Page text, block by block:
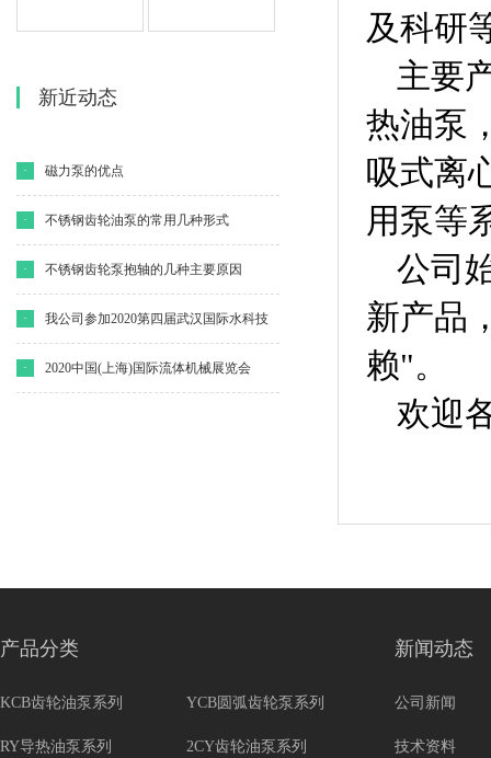
新近动态
· 磁力泵的优点
· 不锈钢齿轮油泵的常用几种形式
· 不锈钢齿轮泵抱轴的几种主要原因
· 我公司参加2020第四届武汉国际水科技
博览会
· 2020中国(上海)国际流体机械展览会
及科研
主要
热油泵
吸式离
用泵等
公司
新产品
赖"。
欢迎
产品分类
KCB齿轮油泵系列 YCB圆弧齿轮泵系列
RY导热油泵系列 2CY齿轮油泵系列
新闻动态
公司新闻
技术资料